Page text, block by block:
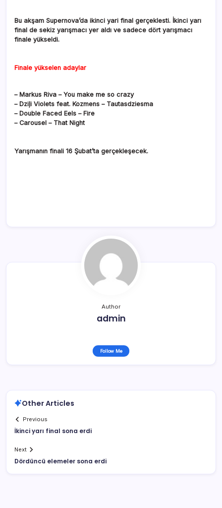
Bu akşam Supernova’da ikinci yari final gerçeklesti. İkinci yarı
final de sekiz yarışmacı yer aldı ve sadece dört yarışmacı
finale yükseldi.
Finale yükselen adaylar
– Markus Riva – You make me so crazy
– Dziļi Violets feat. Kozmens – Tautasdziesma
– Double Faced Eels – Fire
– Carousel – That Night
Yarışmanın finali 16 Şubat’ta gerçekleşecek.
Author
admin
Follow Me
Other Articles
Previous
İkinci yarı final sona erdi
Next
Dördüncü elemeler sona erdi